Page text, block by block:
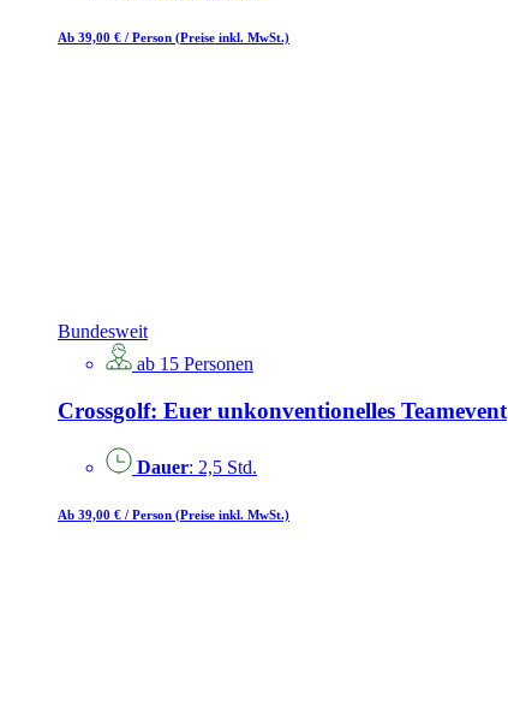
Ab 39,00 € / Person (Preise inkl. MwSt.)
Bundesweit
ab 15 Personen
Crossgolf: Euer unkonventionelles Teamevent
Dauer: 2,5 Std.
Ab 39,00 € / Person (Preise inkl. MwSt.)